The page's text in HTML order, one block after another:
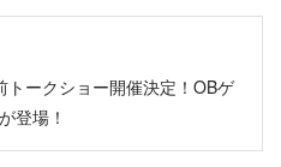
ークショー開催決定！OBゲ
登場！